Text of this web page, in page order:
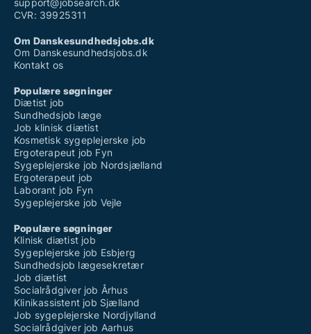
support@jobsearch.dk
CVR: 39925311
Om Danskesundhedsjobs.dk
Om Danskesundhedsjobs.dk
Kontakt os
Populære søgninger
Diætist job
Sundhedsjob læge
Job klinisk diætist
Kosmetisk sygeplejerske job
Ergoterapeut job Fyn
Sygeplejerske job Nordsjælland
Ergoterapeut job
Laborant job Fyn
Sygeplejerske job Vejle
Populære søgninger
Klinisk diætist job
Sygeplejerske job Esbjerg
Sundhedsjob lægesekretær
Job diætist
Socialrådgiver job Århus
Klinikassistent job Sjælland
Job sygeplejerske Nordjylland
Socialrådgiver job Aarhus